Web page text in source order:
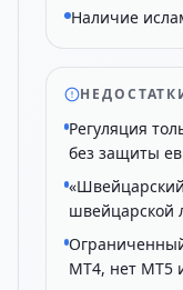
Наличие
Регуляция
без защиты
швейцарской
MT4, нет MT5